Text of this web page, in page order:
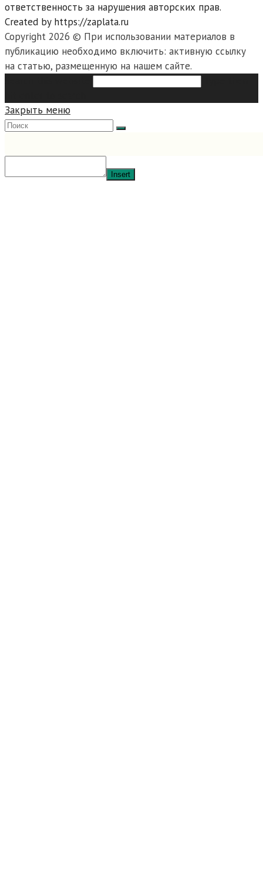
ответственность за нарушения авторских прав.
Created by https://zaplata.ru
Copyright 2026 © При использовании материалов в
публикацию необходимо включить: активную ссылку
на статью, размещенную на нашем сайте.
Закрыть меню
Insert